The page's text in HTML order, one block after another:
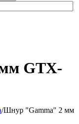
GTX-
/Шнур "Gamma" 2 мм